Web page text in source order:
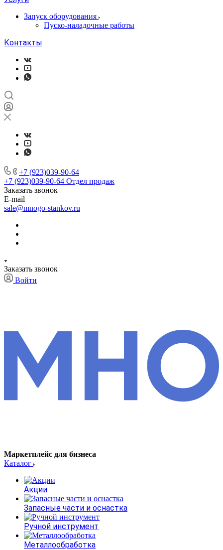
Запуск оборудования
Пуско-наладочные работы
Контакты
+7 (923)039-90-64
+7 (923)039-90-64 Отдел продаж
Заказать звонок
E-mail
sale@mnogo-stankov.ru
Заказать звонок
Войти
Маркетплейс для бизнеса
Каталог
Акции
Запасные части и оснастка
Ручной инструмент
Металлообработка